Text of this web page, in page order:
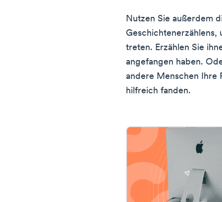
Nutzen Sie außerdem
Geschichtenerzählens,
treten. Erzählen Sie
angefangen haben.
andere Menschen Ihre
hilfreich fanden.